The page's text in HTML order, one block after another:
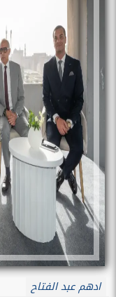
ادهم عبد الفتاح